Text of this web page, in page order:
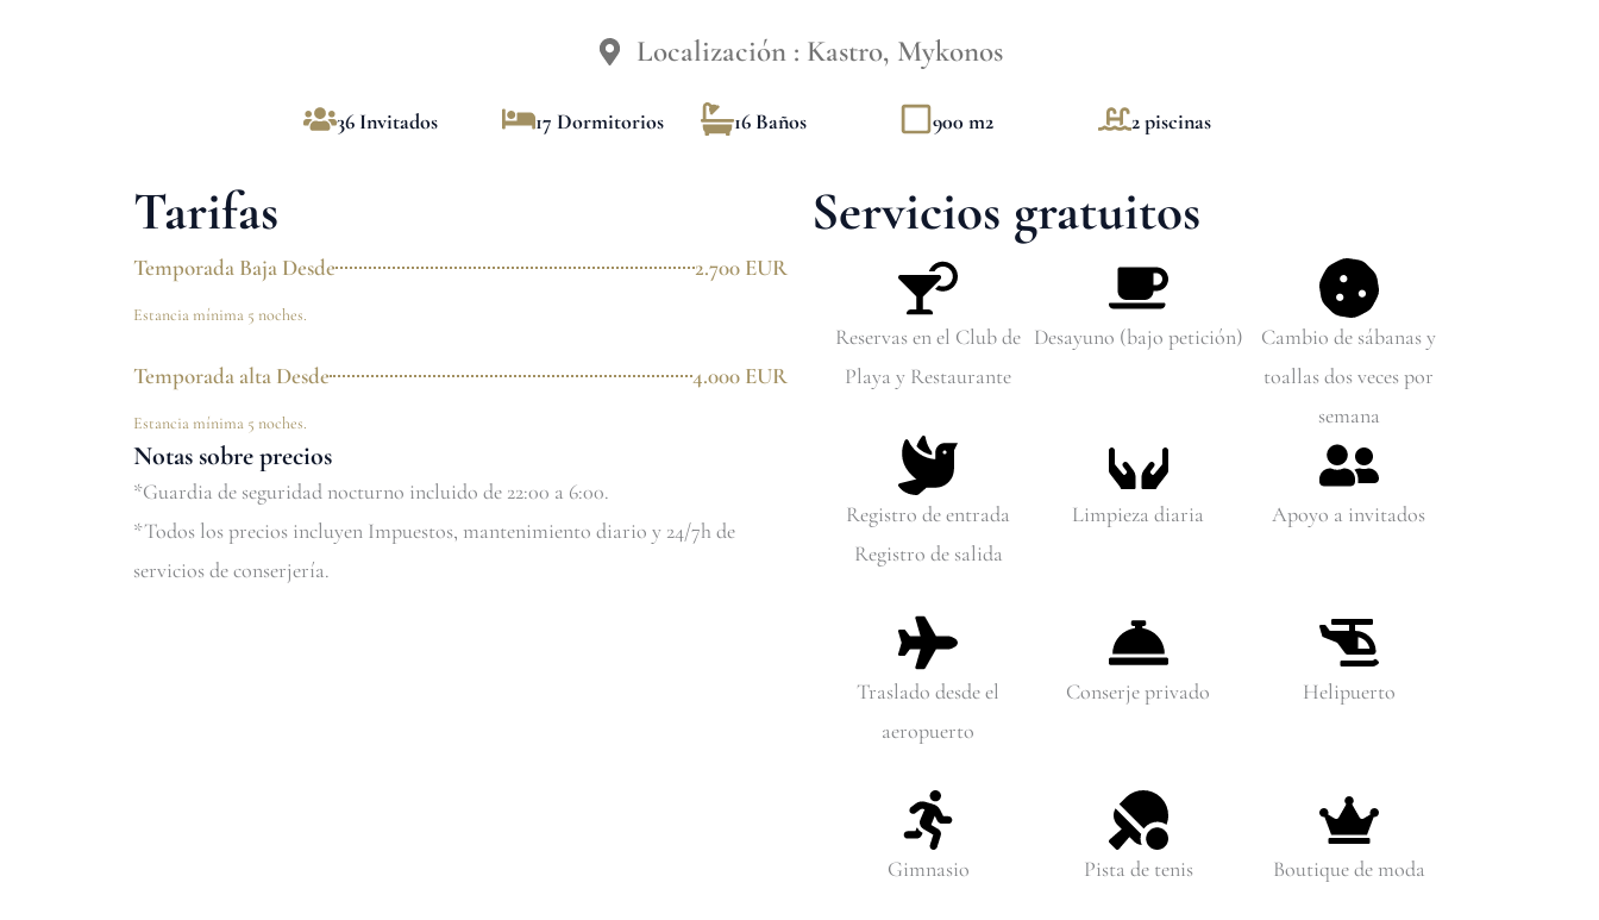
Localización : Kastro, Mykonos
36 Invitados 17 Dormitorios 16 Baños 900 m2 2 piscinas
Tarifas
Temporada Baja Desde 2.700 EUR
Estancia mínima 5 noches.
Temporada alta Desde 4.000 EUR
Estancia mínima 5 noches.
Notas sobre precios
*Guardia de seguridad nocturno incluido de 22:00 a 6:00.
*Todos los precios incluyen Impuestos, mantenimiento diario y 24/7h de
servicios de conserjería.
Servicios gratuitos
Reservas en el Club de
Playa y Restaurante
Desayuno (bajo petición)
Cambio de sábanas y
toallas dos veces por
semana
Registro de entrada
Registro de salida
Limpieza diaria Apoyo a invitados
Traslado desde el
aeropuerto
Conserje privado Helipuerto
Gimnasio Pista de tenis Boutique de moda